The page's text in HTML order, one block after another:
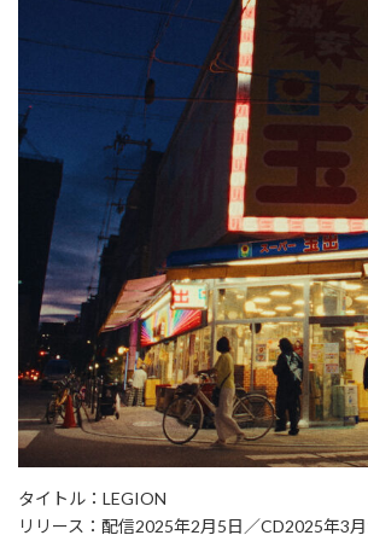
タイトル：LEGION
リリース：配信2025年2月5日／CD2025年3